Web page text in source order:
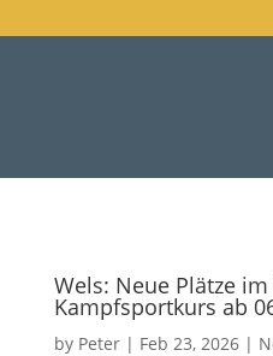
Wels: Neue Plätze
Kampfsportkurs ab
by Peter| Feb 23, 2026|